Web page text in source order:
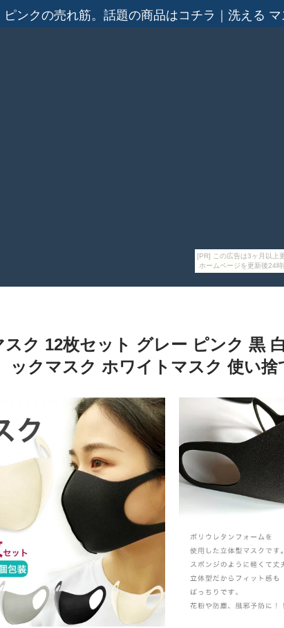
[PR] この広告は3ヶ月以上
ホームページを更新後24
ンクの売れ筋。話題の商品はコチラ 洗える
ク 12枚セット グレー ピンク 黒
ックマスク ホワイトマスク 使い